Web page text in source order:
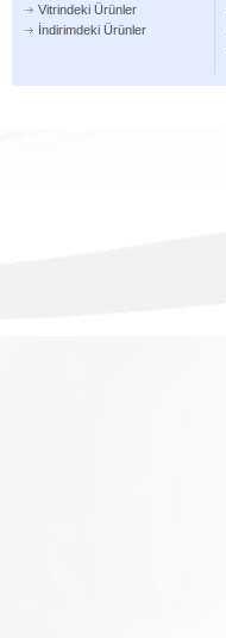
Vitrindeki Ürünler
İndirimdeki Ürünler